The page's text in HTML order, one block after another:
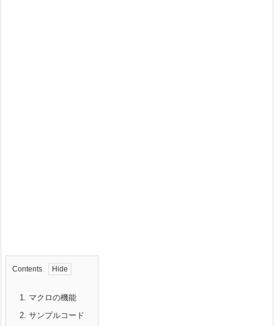
Contents
1. マクロの機能
2. サンプルコード